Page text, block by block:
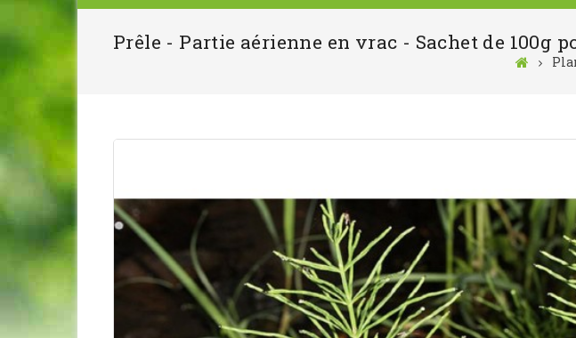
Prêle - Partie aérienne en vrac - Sachet de 100g